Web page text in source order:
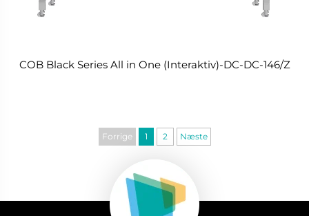
COB Black Series All in One (Interaktiv)-DC-DC-146/Z
Forrige 1 2 Næste